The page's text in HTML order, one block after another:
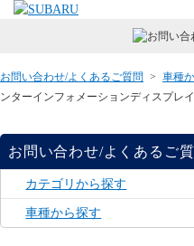
お問い合わせ/よくあるご質問 > 車種
ンターインフォメーションディスプレ
お問い合わせ/よくあるご
カテゴリから探す
車種から探す